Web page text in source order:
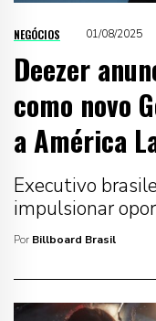
NEGÓCIOS 01/08/2025
Deezer
como novo
a América
Executivo
impulsionar
Por Billboard Brasil